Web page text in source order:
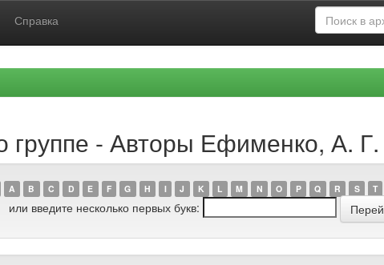
Справка
группе - Авторы Ефименко, А. Г.
A B C D E F G H I J K L M N O P Q R S T
или введите несколько первых букв: